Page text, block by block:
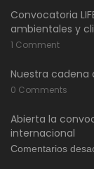
Convocatoria
ambientales y
1 Comment
Nuestra cadena
0 Comments
Abierta la
internacional
Comentarios